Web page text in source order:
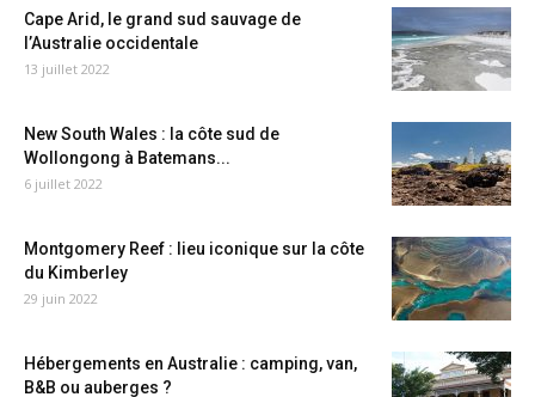
Cape Arid, le grand sud sauvage de
l’Australie occidentale
13 juillet 2022
New South Wales : la côte sud de
Wollongong à Batemans...
6 juillet 2022
Montgomery Reef : lieu iconique sur la côte
du Kimberley
29 juin 2022
Hébergements en Australie : camping, van,
B&B ou auberges ?